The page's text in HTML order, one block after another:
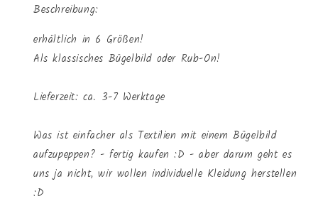
Beschreibung:
erhältlich in 6 Größen!
Als klassisches Bügelbild oder Rub-On!
Lieferzeit: ca. 3-7 Werktage
Was ist einfacher als Textilien mit einem Bügelbild
aufzupeppen? - fertig kaufen :D - aber darum geht es
uns ja nicht, wir wollen individuelle Kleidung herstellen
:D